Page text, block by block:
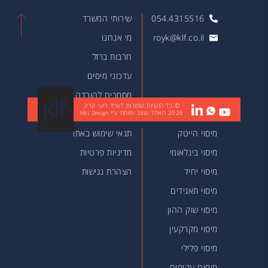
054.4315516
royk@klf.co.il
שירותי המשרד
מי אנחנו
חרבות ברזל
עדכוני מיסים
מסמכים להורדה
מאמרים
מיסוי הייטק
מיסוי בינלאומי
מיסוי יחיד
מיסוי תאגידים
מיסוי שוק ההון
מיסוי מקרקעין
מיסוי פלילי
תנאי שימוש באתר
מדיניות פרטיות
הצהרת נגישות
© כל הזכויות שמורות לעו״ד רועי קריב
2026 האתר עוצב ופותח ע״י NBL Design